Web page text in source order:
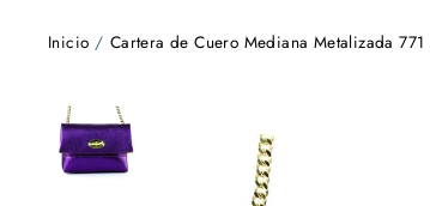
Inicio / Cartera de Cuero Mediana Metalizada